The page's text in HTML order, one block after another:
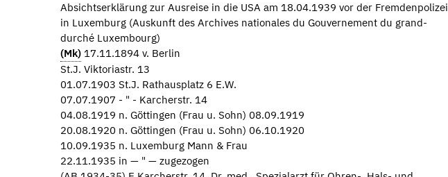
Absichtserklärung zur Ausreise in die USA am 18.04.1939 vor der Fremdenpolizei
in Luxemburg (Auskunft des Archives nationales du Gouvernement du grand-
durché Luxembourg)
(Mk) 17.11.1894 v. Berlin
St.J. Viktoriastr. 13
01.07.1903 St.J. Rathausplatz 6 E.W.
07.07.1907 - " - Karcherstr. 14
04.08.1919 n. Göttingen (Frau u. Sohn) 08.09.1919
20.08.1920 n. Göttingen (Frau u. Sohn) 06.10.1920
10.09.1935 n. Luxemburg Mann & Frau
22.11.1935 in — " — zugezogen